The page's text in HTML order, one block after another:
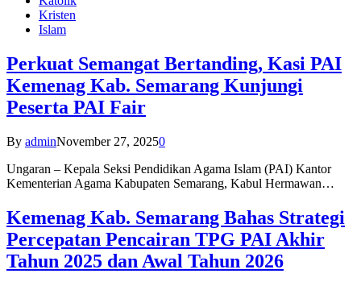
Kristen
Islam
Perkuat Semangat Bertanding, Kasi PAI
Kemenag Kab. Semarang Kunjungi
Peserta PAI Fair
By adminNovember 27, 20250
Ungaran – Kepala Seksi Pendidikan Agama Islam (PAI) Kantor
Kementerian Agama Kabupaten Semarang, Kabul Hermawan…
Kemenag Kab. Semarang Bahas Strategi
Percepatan Pencairan TPG PAI Akhir
Tahun 2025 dan Awal Tahun 2026